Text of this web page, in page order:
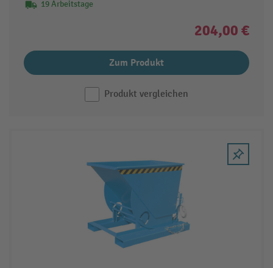
19 Arbeitstage
204,00 €
Zum Produkt
Produkt vergleichen